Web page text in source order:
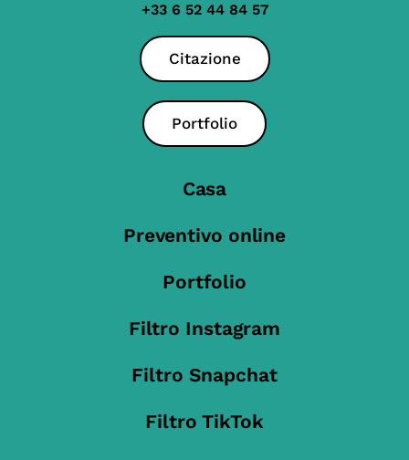
+33 6 52 44 84 57
Citazione
Portfolio
Casa
Preventivo online
Portfolio
Filtro Instagram
Filtro Snapchat
Filtro TikTok